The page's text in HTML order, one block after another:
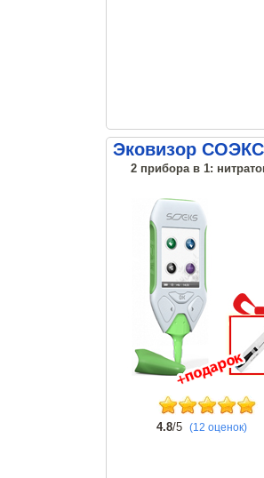
Эковизор
2 прибора в 1:
4.8/5 (12 оценок)